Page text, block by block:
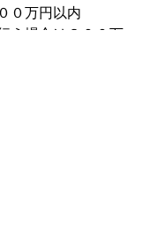
０万円以内
う場合は８００万